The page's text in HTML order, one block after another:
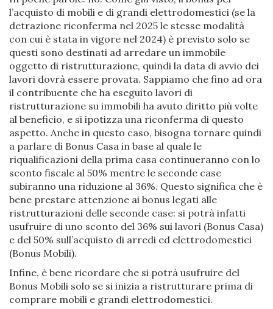
l’acquisto di mobili e di grandi elettrodomestici (se la
detrazione riconferma nel 2025 le stesse modalità
con cui è stata in vigore nel 2024) è previsto solo se
questi sono destinati ad arredare un immobile
oggetto di ristrutturazione, quindi la data di avvio dei
lavori dovrà essere provata. Sappiamo che fino ad ora
il contribuente che ha eseguito lavori di
ristrutturazione su immobili ha avuto diritto più volte
al beneficio, e si ipotizza una riconferma di questo
aspetto. Anche in questo caso, bisogna tornare quindi
a parlare di Bonus Casa in base al quale le
riqualificazioni della prima casa continueranno con lo
sconto fiscale al 50% mentre le seconde case
subiranno una riduzione al 36%. Questo significa che è
bene prestare attenzione ai bonus legati alle
ristrutturazioni delle seconde case: si potrà infatti
usufruire di uno sconto del 36% sui lavori (Bonus Casa)
e del 50% sull’acquisto di arredi ed elettrodomestici
(Bonus Mobili).
Infine, è bene ricordare che si potrà usufruire del
Bonus Mobili solo se si inizia a ristrutturare prima di
comprare mobili e grandi elettrodomestici.